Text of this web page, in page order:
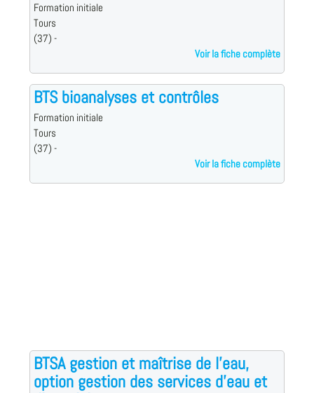
Formation initiale
Tours
(37) -
Voir la fiche complète
BTS bioanalyses et contrôles
Formation initiale
Tours
(37) -
Voir la fiche complète
BTSA gestion et maîtrise de l'eau,
option gestion des services d'eau et